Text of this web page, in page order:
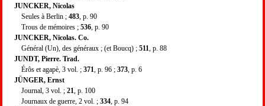
JUNCKER, Nicolas
Seules à Berlin ; 483 , p. 90
Trous de mémoires ; 536 , p. 90
JUNCKER, Nicolas. Co.
Général (Un), des généraux ; (et Boucq) ; 511 , p. 88
JUNDT, Pierre. Trad.
Érôs et agapè, 3 vol. ; 371 , p. 96 ; 373 , p. 6
JÜNGER, Ernst
Journal, 3 vol. ; 21 , p. 100
Journaux de guerre, 2 vol. ; 334 , p. 94